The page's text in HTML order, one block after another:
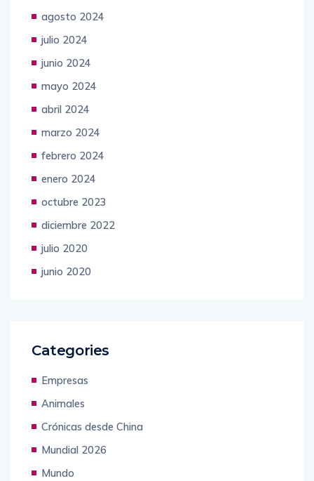
agosto 2024
julio 2024
junio 2024
mayo 2024
abril 2024
marzo 2024
febrero 2024
enero 2024
octubre 2023
diciembre 2022
julio 2020
junio 2020
Categories
Empresas
Animales
Crónicas desde China
Mundial 2026
Mundo